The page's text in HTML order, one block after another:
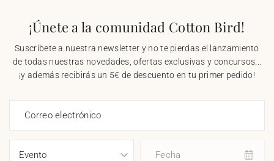
¡Únete a la comunidad Cotton Bird!
Suscríbete a nuestra newsletter y no te pierdas el lanzamiento
de todas nuestras novedades, ofertas exclusivas y concursos...
¡y además recibirás un 5€ de descuento en tu primer pedido!
Correo electrónico
Fecha